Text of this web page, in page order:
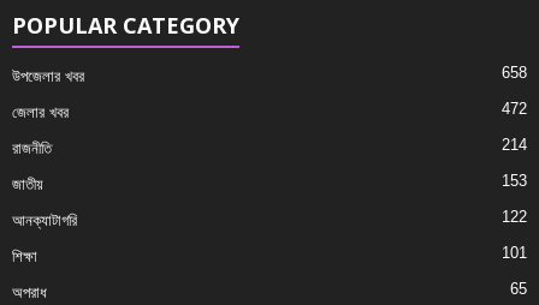
POPULAR CATEGORY
উপজেলার খবর 658
জেলার খবর 472
রাজনীতি 214
জাতীয় 153
আনক্যাটাগরি 122
শিক্ষা 101
অপরাধ 65